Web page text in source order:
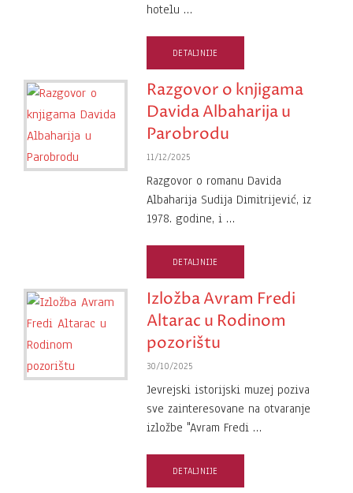
hotelu …
DETALJNIJE
Razgovor o knjigama
Davida Albaharija u
Parobrodu
11/12/2025
Razgovor o romanu Davida
Albaharija Sudija Dimitrijević, iz
1978. godine, i …
DETALJNIJE
Izložba Avram Fredi
Altarac u Rodinom
pozorištu
30/10/2025
Jevrejski istorijski muzej poziva
sve zainteresovane na otvaranje
izložbe "Avram Fredi …
DETALJNIJE